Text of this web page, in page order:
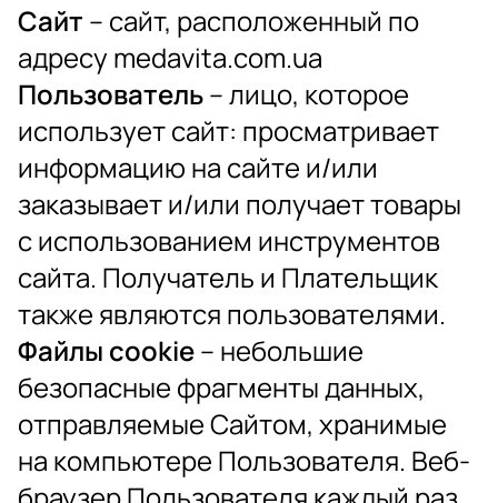
Сайт – сайт, расположенный по
адресу medavita.com.ua
Пользователь– лицо, которое
использует сайт: просматривает
информацию на сайте и/или
заказывает и/или получает товары
с использованием инструментов
сайта. Получатель и Плательщик
также являются пользователями.
Файлы cookie– небольшие
безопасные фрагменты данных,
отправляемые Сайтом, хранимые
на компьютере Пользователя. Веб-